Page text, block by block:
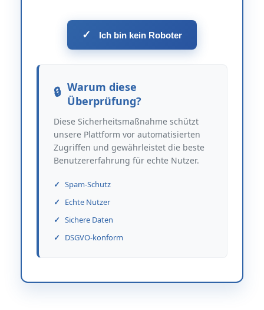
✓ Ich bin kein Roboter
Warum diese
Überprüfung?
Diese Sicherheitsmaßnahme schützt
unsere Plattform vor automatisierten
Zugriffen und gewährleistet die beste
Benutzererfahrung für echte Nutzer.
Spam-Schutz
Echte Nutzer
Sichere Daten
DSGVO-konform